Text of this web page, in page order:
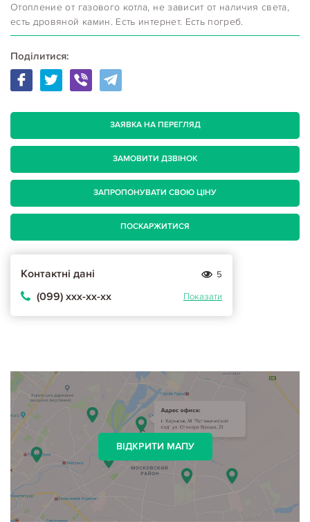
Отопление от газового котла, не зависит от наличия света,
есть дровяной камин. Есть интернет. Есть погреб.
Поділитися:
ЗАЯВКА НА ПЕРЕГЛЯД
ЗАМОВИТИ ДЗВІНОК
ЗАПРОПОНУВАТИ СВОЮ ЦІНУ
ПОСКАРЖИТИСЯ
Контактні дані 5
(099) ххх-хх-хх Показати
ВІДКРИТИ МАПУ